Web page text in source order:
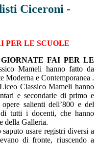
Ciceroni -
PER LE SCUOLE
GIORNATE FAI PER LE
Mameli hanno fatto da
Moderna e Contemporanea .
Classico Mameli hanno
e secondarie di primo e
salienti dell’800 e del
tutti i docenti, che hanno
della Galleria.
usare registri diversi a
di fronte, riuscendo a